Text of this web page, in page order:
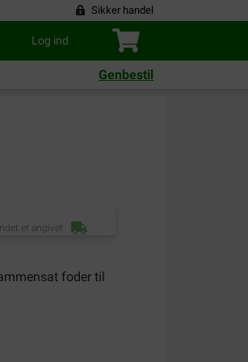
Sikker handel
Log ind
Genbestil
er angivet
foder til